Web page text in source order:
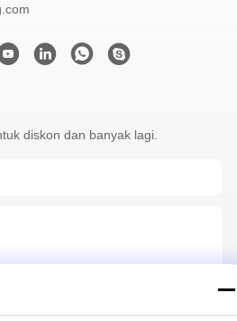
diskon dan banyak lagi.